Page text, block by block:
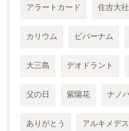
アラートカード 住吉大社
カリウム ビバーナム
大三島 デオドラント
父の日 紫陽花 ナノ
ありがとう アルキメデ